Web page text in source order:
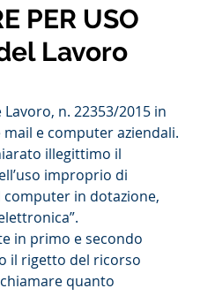
PER USO
Lavoro
n. 22353/2015 in
e computer aziendali.
illegittimo il
improprio di
in dotazione,
in primo e secondo
il rigetto del ricorso
quanto